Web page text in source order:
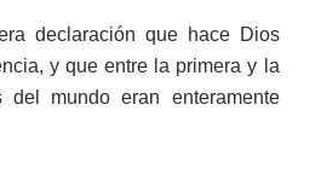
declaración que hace Dios
y que entre la primera y la
mundo eran enteramente